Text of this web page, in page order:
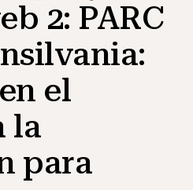
de
de NHD
2: PARC
el
la
para